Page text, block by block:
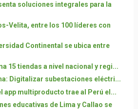
soluciones integrales para la
Velita, entre los 100 líderes con
Continental se ubica entre
15 tiendas a nivel nacional y regi...
Digitalizar subestaciones eléctri...
app multiproducto trae al Perú el...
educativas de Lima y Callao se